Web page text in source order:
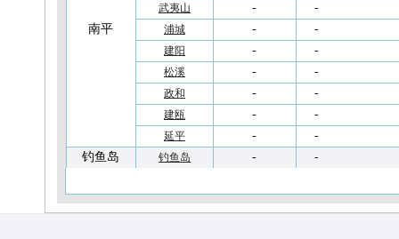
南平
武夷山 - -
浦城 - -
建阳 - -
松溪 - -
政和 - -
建瓯 - -
延平 -
-
钓鱼岛
钓鱼岛 - -